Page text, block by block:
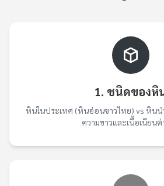
1. ชนิดของหิ
หินในประเทศ (หินอ่อนขาวไทย) vs หินน
ความขาวและเนื้อเนียนต่